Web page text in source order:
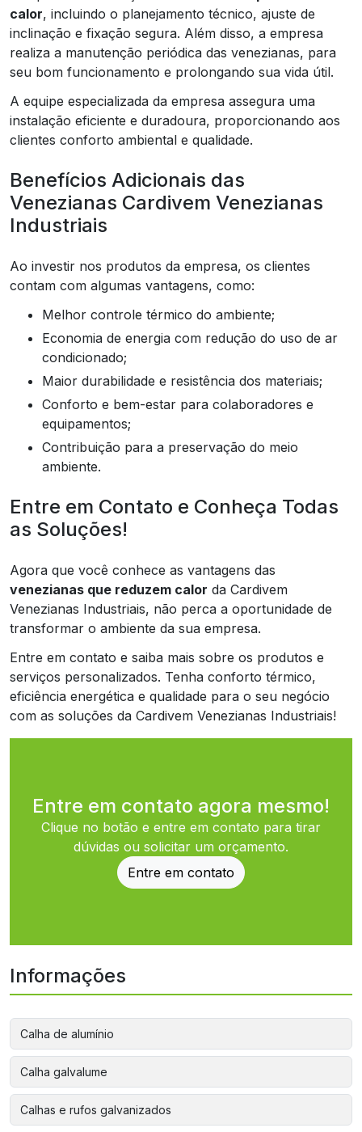
calor, incluindo o planejamento técnico, ajuste de
inclinação e fixação segura. Além disso, a empresa
realiza a manutenção periódica das venezianas, para
seu bom funcionamento e prolongando sua vida útil.
A equipe especializada da empresa assegura uma
instalação eficiente e duradoura, proporcionando aos
clientes conforto ambiental e qualidade.
Benefícios Adicionais das
Venezianas Cardivem Venezianas
Industriais
Ao investir nos produtos da empresa, os clientes
contam com algumas vantagens, como:
Melhor controle térmico do ambiente;
Economia de energia com redução do uso de ar
condicionado;
Maior durabilidade e resistência dos materiais;
Conforto e bem-estar para colaboradores e
equipamentos;
Contribuição para a preservação do meio
ambiente.
Entre em Contato e Conheça Todas
as Soluções!
Agora que você conhece as vantagens das
venezianas que reduzem calor da Cardivem
Venezianas Industriais, não perca a oportunidade de
transformar o ambiente da sua empresa.
Entre em contato e saiba mais sobre os produtos e
serviços personalizados. Tenha conforto térmico,
eficiência energética e qualidade para o seu negócio
com as soluções da Cardivem Venezianas Industriais!
Entre em contato agora mesmo!
Clique no botão e entre em contato para tirar
dúvidas ou solicitar um orçamento.
Entre em contato
Informações
Calha de alumínio
Calha galvalume
Calhas e rufos galvanizados